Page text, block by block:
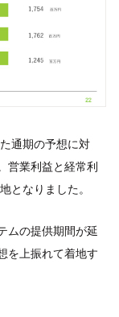
通期の予想に対
営業利益と経常利
となりました。
ムの提供期間が延
を上振れて着地す